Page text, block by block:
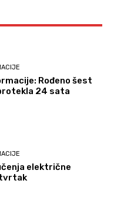
Rođeno šest
24 sata
električne